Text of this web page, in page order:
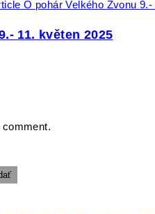
11. květen 2025